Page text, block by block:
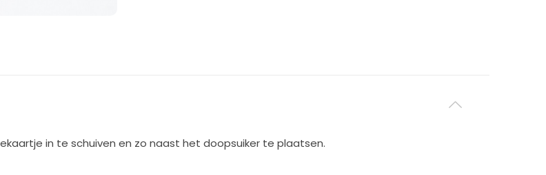
in te schuiven en zo naast het doopsuiker te plaatsen.